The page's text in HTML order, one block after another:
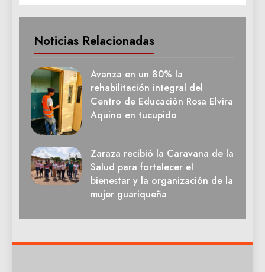
Noticias Relacionadas
Avanza en un 80% la
rehabilitación integral del
Centro de Educación Rosa Elvira
Aquino en tucupido
Zaraza recibió la Caravana de la
Salud para fortalecer el
bienestar y la organización de la
mujer guariqueña